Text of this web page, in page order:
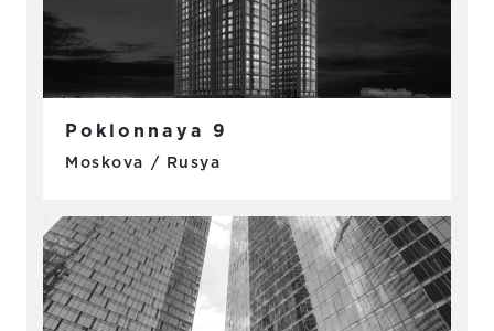
Poklonnaya 9
Moskova / Rusya